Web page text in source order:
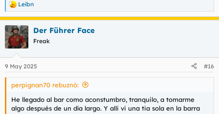
R
e
a
c
c
i
e
s
Leibn
Der Führer Face
Freak
9 May 2025 #16
perpignan70 rebuznó:
He llegado al bar como aconstumbro, tranquilo, a tomarme
algo después de un día largo. Y alli vi una tia sola en la barra